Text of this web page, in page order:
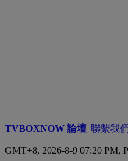
TVBOXNOW 論壇 |聯繫我們
GMT+8, 2026-8-9 07:20 PM,